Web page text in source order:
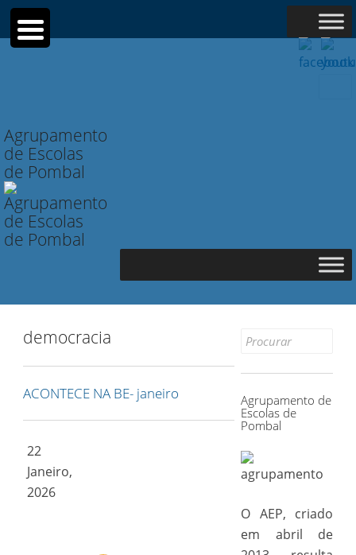
Agrupamento
de Escolas
de Pombal
democracia
ACONTECE NA BE- janeiro
22
Janeiro,
2026
Search
Agrupamento de
Escolas de
Pombal
O AEP, criado
em abril de